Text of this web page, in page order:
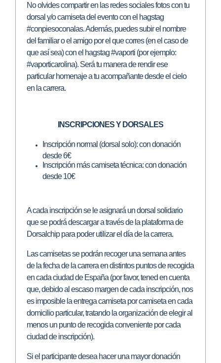
No olvides compartir en las redes sociales fotos con tu
dorsal y/o camiseta del evento con el hagstag
#conpiesoconalas. Además, puedes subir el nombre
del familiar o el amigo por el que corres (en el caso de
que así sea) con el hagstag #vaporti (por ejemplo:
#vaporticarolina). Será tu manera de rendir ese
particular homenaje a tu acompañante desde el cielo
en la carrera.
INSCRIPCIONES Y DORSALES
Inscripción normal (dorsal solo): con donación
desde 6€
Inscripción más camiseta técnica: con donación
desde 10€
A cada inscripción se le asignará un dorsal solidario
que se podrá descargar a través de la plataforma de
Dorsalchip para poder utilizar el día de la carrera.
Las camisetas se podrán recoger una semana antes
de la fecha de la carrera en distintos puntos de recogida
en cada ciudad de España (por favor, tened en cuenta
que, debido al escaso margen de cada inscripción, nos
es imposible la entrega camiseta por camiseta en cada
domicilio particular, tratando la organización de elegir al
menos un punto de recogida conveniente por cada
ciudad de inscripción).
Si el participante desea hacer una mayor donación